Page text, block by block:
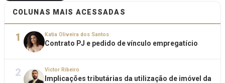
COLUNAS MAIS ACESSADAS
1 Katia Oliveira dos Santos
Contrato PJ e pedido de vínculo empregatício
2 Victor Ribeiro
Implicações tributárias da utilização de imóvel da